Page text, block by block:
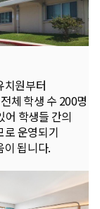
치원부터
체 학생 수 200명
어 학생들 간의
로 운영되기
이 됩니다.